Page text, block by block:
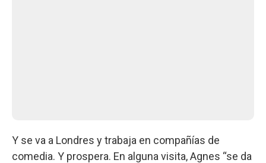
Y se va a Londres y trabaja en compañías de
comedia. Y prospera. En alguna visita, Agnes “se da